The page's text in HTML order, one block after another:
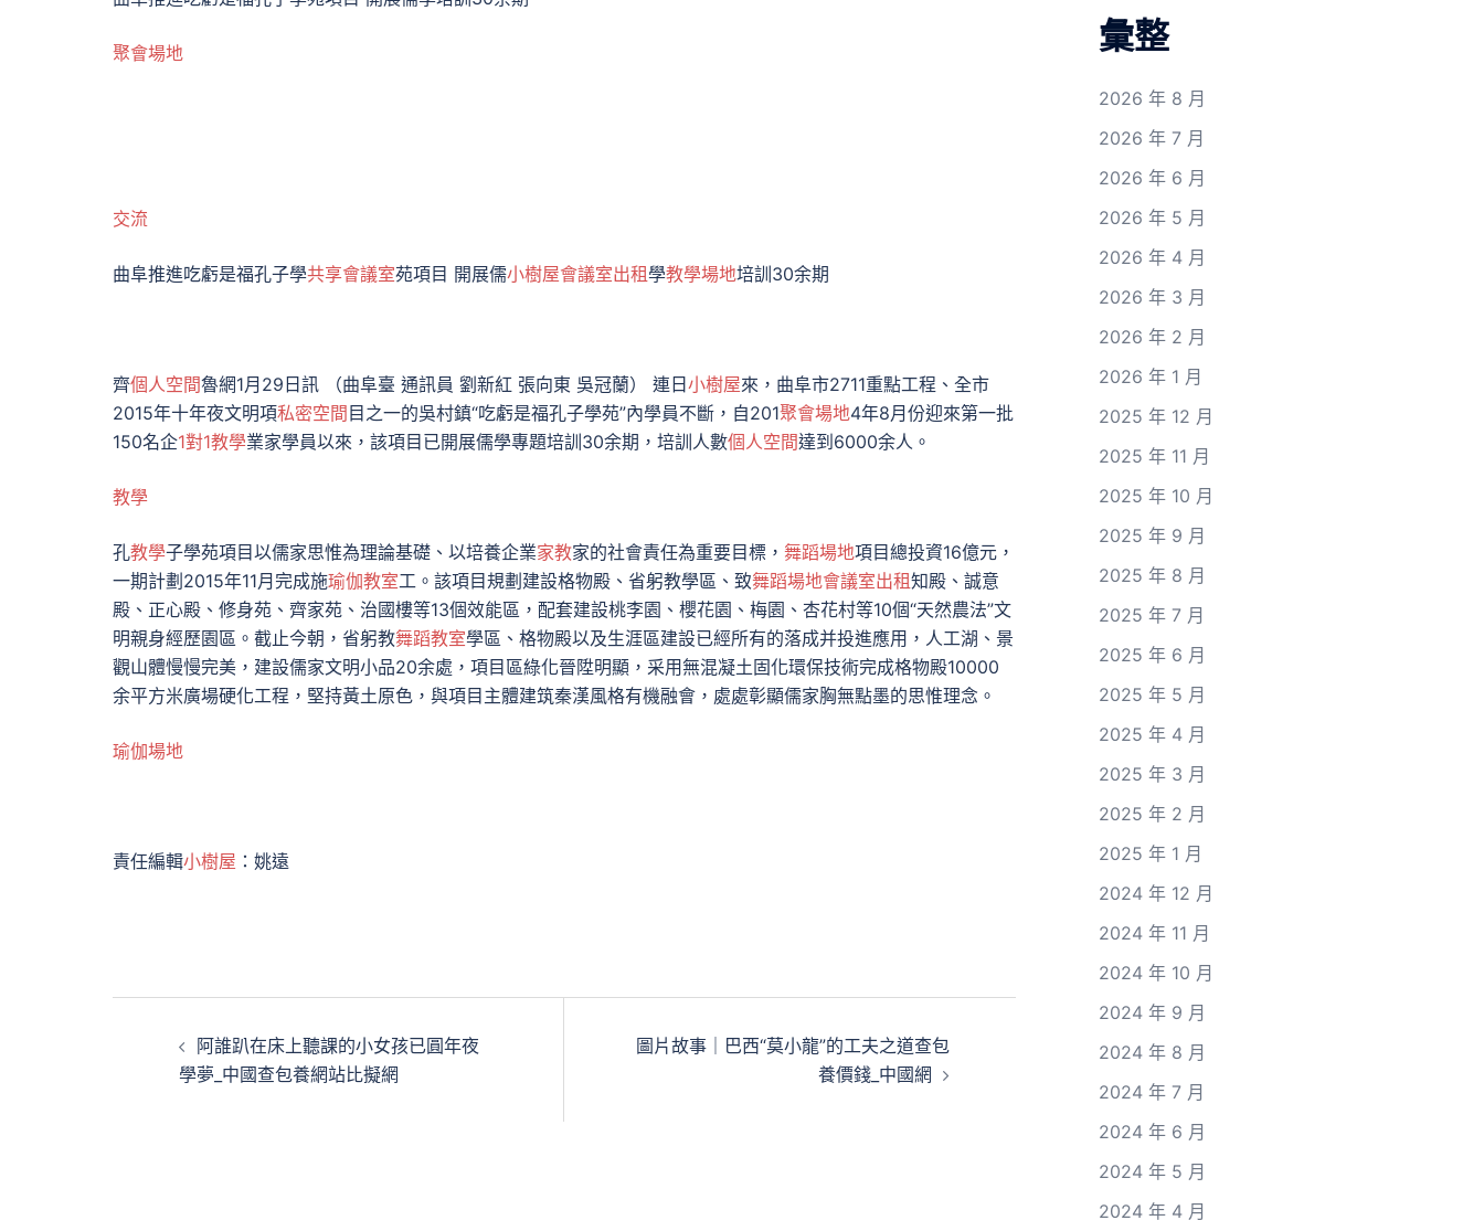
聚會場地
交流
曲阜推進吃虧是福孔子學共享會議室苑項目 開展儒小樹屋會議室出租學教學場地培訓30余期
齊個人空間魯網1月29日訊 （曲阜臺 通訊員 劉新紅 張向東 吳冠蘭） 連日 小樹屋來，曲阜市2711重點工程、全市
2015年十年夜文明項私密空間 目之一的吳村鎮“吃虧是福孔子學苑”內學員不斷，自201聚會場地4年8月份迎來第一批
150名企1對1教學業家學員以來，該項目已開展儒學專題培訓30余期，培訓人數個人空間達到6000余人。
教學
孔教學子學苑項目以儒家思惟為理論基礎、以培養企業家教家的社會責任為重要目標， 舞蹈場地項目總投資16億元，
一期計劃2015年11月完成施瑜伽教室工。該項目規劃建設格物殿、省躬教學區、致舞蹈場地會議室出租知殿、誠意
殿、正心殿、修身苑、齊家苑、治國樓等13個效能區，配套建設桃李園、櫻花園、梅園、杏花村等10個“天然農法”文
明親身經歷園區。截止今朝，省躬教舞蹈教室學區、格物殿以及生涯區建設已經所有的落成并投進應用，人工湖、景
觀山體慢慢完美，建設儒家文明小品20余處，項目區綠化晉陞明顯，采用無混凝土固化環保技術完成格物殿10000
余平方米廣場硬化工程，堅持黃土原色，與項目主體建筑秦漢風格有機融會，處處彰顯儒家胸無點墨的思惟理念。
瑜伽場地
責任編輯小樹屋 ：姚遠
阿誰趴在床上聽課的小女孩已圓年夜
學夢_中國查包養網站比擬網
圖片故事｜巴西“莫小龍”的工夫之道查包
養價錢_中國網
彙整
2026 年 8 月
2026 年 7 月
2026 年 6 月
2026 年 5 月
2026 年 4 月
2026 年 3 月
2026 年 2 月
2026 年 1 月
2025 年 12 月
2025 年 11 月
2025 年 10 月
2025 年 9 月
2025 年 8 月
2025 年 7 月
2025 年 6 月
2025 年 5 月
2025 年 4 月
2025 年 3 月
2025 年 2 月
2025 年 1 月
2024 年 12 月
2024 年 11 月
2024 年 10 月
2024 年 9 月
2024 年 8 月
2024 年 7 月
2024 年 6 月
2024 年 5 月
2024 年 4 月